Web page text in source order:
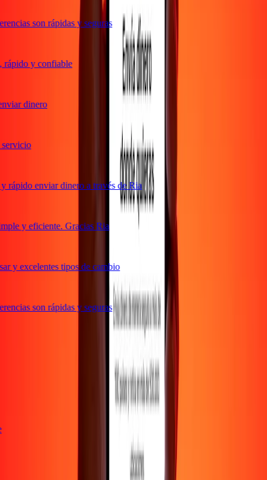
son rápidas y seguras
y confiable
dinero
enviar dinero a través de Ria
y eficiente. Gracias Ria
y excelentes tipos de cambio
son rápidas y seguras